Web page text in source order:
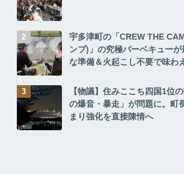
宇多津町の「CREW THE
ンプ)」の究極バーベキュー
な準備＆火起こし不要で味わ
【物議】住みここち四国1位
の爆音・暴走」が問題に。町
まり強化を直接陳情へ